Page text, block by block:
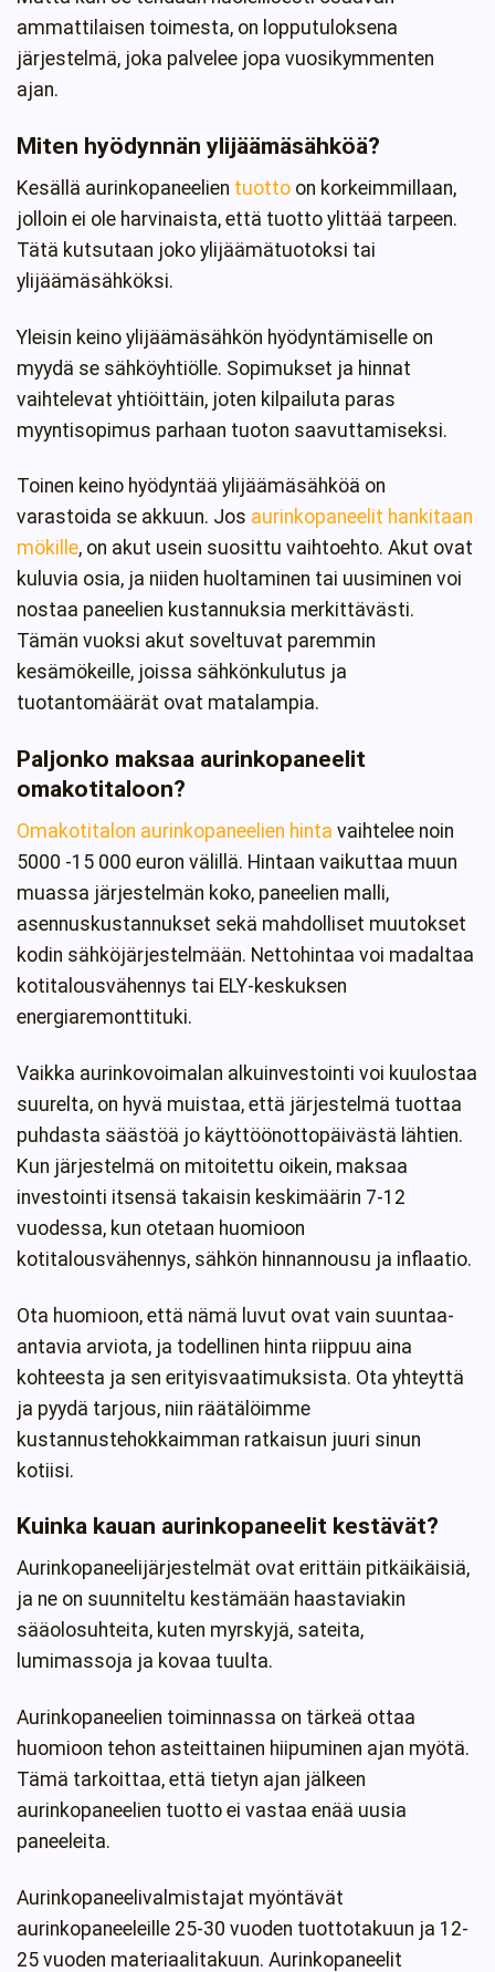
ammattilaisen toimesta, on lopputuloksena
järjestelmä, joka palvelee jopa vuosikymmenten
ajan.
Miten hyödynnän ylijäämäsähköä?
Kesällä aurinkopaneelien tuotto on korkeimmillaan,
jolloin ei ole harvinaista, että tuotto ylittää tarpeen.
Tätä kutsutaan joko ylijäämätuotoksi tai
ylijäämäsähköksi.
Yleisin keino ylijäämäsähkön hyödyntämiselle on
myydä se sähköyhtiölle. Sopimukset ja hinnat
vaihtelevat yhtiöittäin, joten kilpailuta paras
myyntisopimus parhaan tuoton saavuttamiseksi.
Toinen keino hyödyntää ylijäämäsähköä on
varastoida se akkuun. Jos aurinkopaneelit hankitaan
mökille, on akut usein suosittu vaihtoehto. Akut ovat
kuluvia osia, ja niiden huoltaminen tai uusiminen voi
nostaa paneelien kustannuksia merkittävästi.
Tämän vuoksi akut soveltuvat paremmin
kesämökeille, joissa sähkönkulutus ja
tuotantomäärät ovat matalampia.
Paljonko maksaa aurinkopaneelit
omakotitaloon?
Omakotitalon aurinkopaneelien hinta vaihtelee noin
5000 -15 000 euron välillä. Hintaan vaikuttaa muun
muassa järjestelmän koko, paneelien malli,
asennuskustannukset sekä mahdolliset muutokset
kodin sähköjärjestelmään. Nettohintaa voi madaltaa
kotitalousvähennys tai ELY-keskuksen
energiaremonttituki.
Vaikka aurinkovoimalan alkuinvestointi voi kuulostaa
suurelta, on hyvä muistaa, että järjestelmä tuottaa
puhdasta säästöä jo käyttöönottopäivästä lähtien.
Kun järjestelmä on mitoitettu oikein, maksaa
investointi itsensä takaisin keskimäärin 7-12
vuodessa, kun otetaan huomioon
kotitalousvähennys, sähkön hinnannousu ja inflaatio.
Ota huomioon, että nämä luvut ovat vain suuntaa-
antavia arviota, ja todellinen hinta riippuu aina
kohteesta ja sen erityisvaatimuksista. Ota yhteyttä
ja pyydä tarjous, niin räätälöimme
kustannustehokkaimman ratkaisun juuri sinun
kotiisi.
Kuinka kauan aurinkopaneelit kestävät?
Aurinkopaneelijärjestelmät ovat erittäin pitkäikäisiä,
ja ne on suunniteltu kestämään haastaviakin
sääolosuhteita, kuten myrskyjä, sateita,
lumimassoja ja kovaa tuulta.
Aurinkopaneelien toiminnassa on tärkeä ottaa
huomioon tehon asteittainen hiipuminen ajan myötä.
Tämä tarkoittaa, että tietyn ajan jälkeen
aurinkopaneelien tuotto ei vastaa enää uusia
paneeleita.
Aurinkopaneelivalmistajat myöntävät
aurinkopaneeleille 25-30 vuoden tuottotakuun ja 12-
25 vuoden materiaalitakuun. Aurinkopaneelit